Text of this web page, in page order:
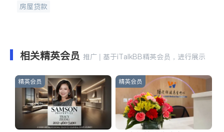
房屋贷款
相关精英会员 推广 | 基于iTalkBB精英会员，进行展示
精英会员 精英会员